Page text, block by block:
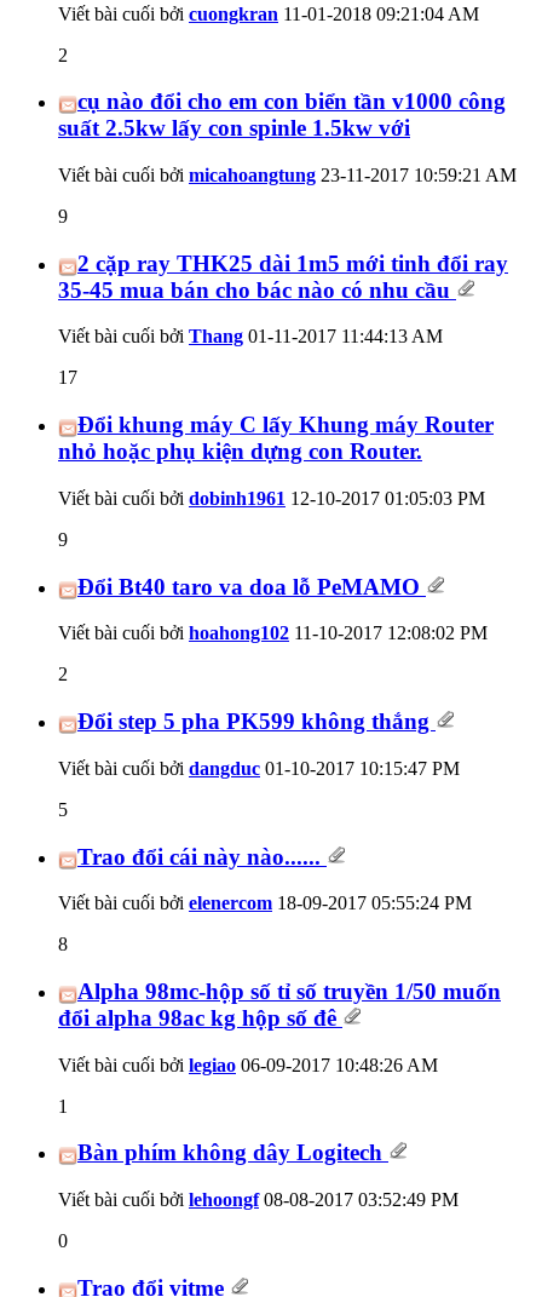
Viết bài cuối bởi cuongkran 11-01-2018 09:21:04 AM
2
cụ nào đổi cho em con biển tần v1000 công
suất 2.5kw lấy con spinle 1.5kw với
Viết bài cuối bởi micahoangtung 23-11-2017 10:59:21 AM
9
2 cặp ray THK25 dài 1m5 mới tinh đổi ray
35-45 mua bán cho bác nào có nhu cầu
Viết bài cuối bởi Thang 01-11-2017 11:44:13 AM
17
Đổi khung máy C lấy Khung máy Router
nhỏ hoặc phụ kiện dựng con Router.
Viết bài cuối bởi dobinh1961 12-10-2017 01:05:03 PM
9
Đổi Bt40 taro va doa lỗ PeMAMO
Viết bài cuối bởi hoahong102 11-10-2017 12:08:02 PM
2
Đổi step 5 pha PK599 không thắng
Viết bài cuối bởi dangduc 01-10-2017 10:15:47 PM
5
Trao đổi cái này nào......
Viết bài cuối bởi elenercom 18-09-2017 05:55:24 PM
8
Alpha 98mc-hộp số tỉ số truyền 1/50 muốn
đổi alpha 98ac kg hộp số đê
Viết bài cuối bởi legiao 06-09-2017 10:48:26 AM
1
Bàn phím không dây Logitech
Viết bài cuối bởi lehoongf08-08-2017 03:52:49 PM
0
Trao đổi vitme